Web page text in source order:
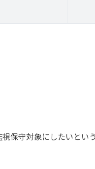
保守対象にしたいとい